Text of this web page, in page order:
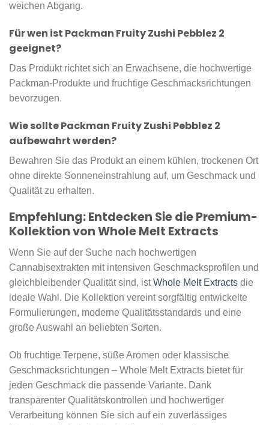
weichen Abgang.
Für wen ist Packman Fruity Zushi Pebblez 2
geeignet?
Das Produkt richtet sich an Erwachsene, die hochwertige
Packman-Produkte und fruchtige Geschmacksrichtungen
bevorzugen.
Wie sollte Packman Fruity Zushi Pebblez 2
aufbewahrt werden?
Bewahren Sie das Produkt an einem kühlen, trockenen Ort
ohne direkte Sonneneinstrahlung auf, um Geschmack und
Qualität zu erhalten.
Empfehlung: Entdecken Sie die Premium-
Kollektion von Whole Melt Extracts
Wenn Sie auf der Suche nach hochwertigen
Cannabisextrakten mit intensiven Geschmacksprofilen und
gleichbleibender Qualität sind, istWhole Melt Extracts die
ideale Wahl. Die Kollektion vereint sorgfältig entwickelte
Formulierungen, moderne Qualitätsstandards und eine
große Auswahl an beliebten Sorten.
Ob fruchtige Terpene, süße Aromen oder klassische
Geschmacksrichtungen – Whole Melt Extracts bietet für
jeden Geschmack die passende Variante. Dank
transparenter Qualitätskontrollen und hochwertiger
Verarbeitung können Sie sich auf ein zuverlässiges